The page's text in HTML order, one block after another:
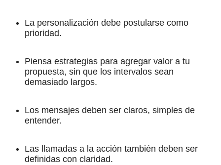
La personalización debe postularse como
prioridad.
Piensa estrategias para agregar valor a tu
propuesta, sin que los intervalos sean
demasiado largos.
Los mensajes deben ser claros, simples de
entender.
Las llamadas a la acción también deben ser
definidas con claridad.